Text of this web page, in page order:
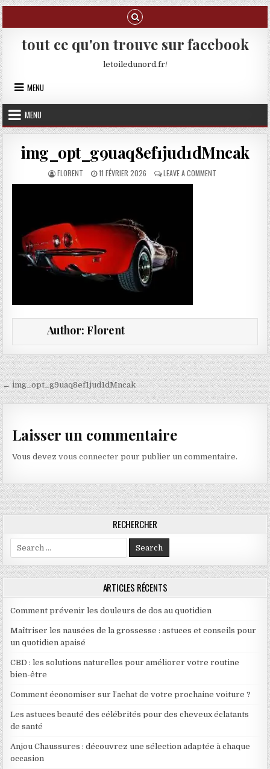
Skip to content
tout ce qu'on trouve sur facebook
letoiledunord.fr/
MENU
MENU
img_opt_g9uaq8ef1jud1dMncak
AUTHOR:
FLORENT PUBLISHED DATE:
11 FÉVRIER 2026 LEAVE A COMMENTON
Author: Florent
Navigation de l’article
← img_opt_g9uaq8ef1jud1dMncak
Laisser un commentaire
Vous devezvous connecter pour publier un commentaire.
RECHERCHER
Search for:
ARTICLES RÉCENTS
Comment prévenir les douleurs de dos au quotidien
Maîtriser les nausées de la grossesse : astuces et conseils pour
un quotidien apaisé
CBD : les solutions naturelles pour améliorer votre routine
bien-être
Comment économiser sur l’achat de votre prochaine voiture ?
Les astuces beauté des célébrités pour des cheveux éclatants
de santé
Anjou Chaussures : découvrez une sélection adaptée à chaque
occasion